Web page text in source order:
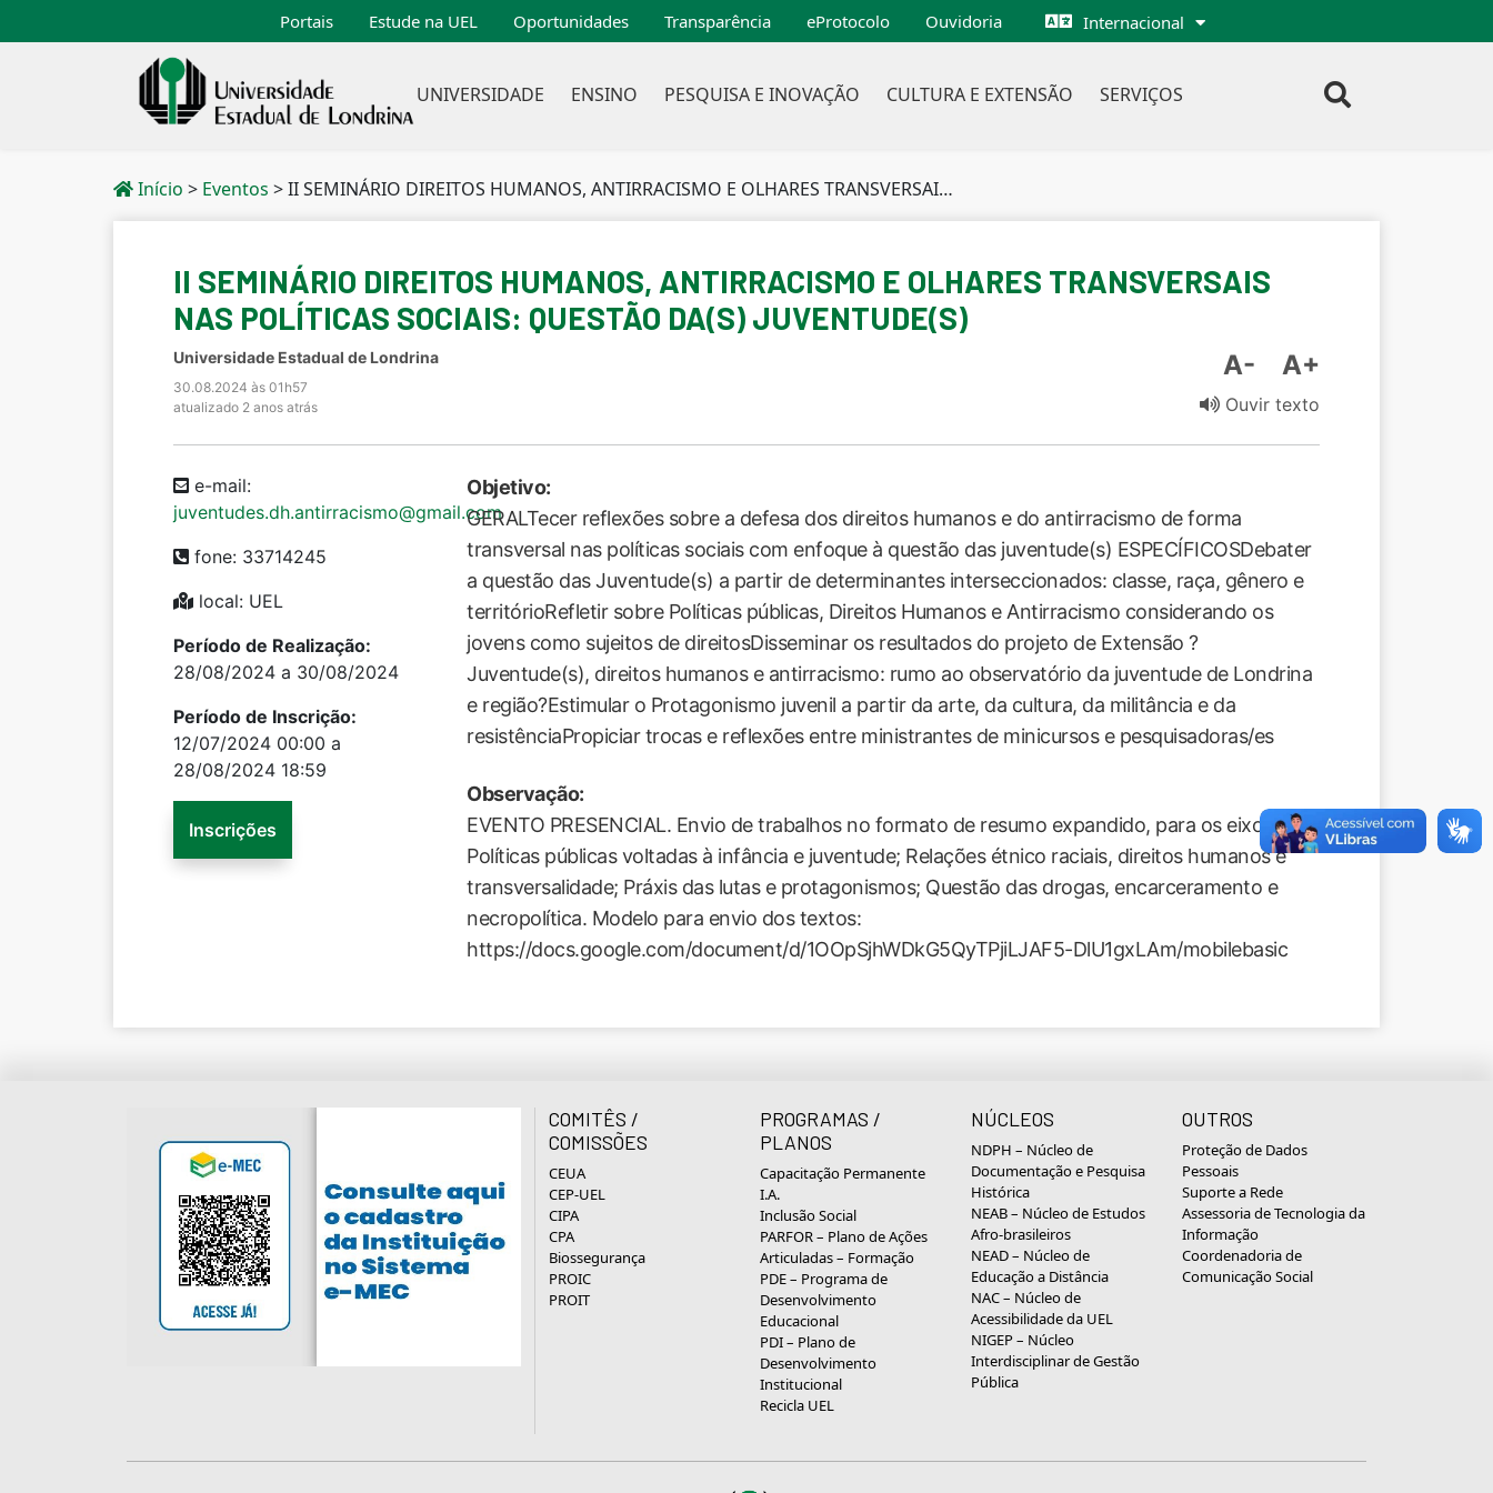
Portais Estude na UEL Oportunidades Transparência eProtocolo Ouvidoria Internacional
UNIVERSIDADE ENSINO PESQUISA E INOVAÇÃO CULTURA E EXTENSÃO SERVIÇOS
Início > Eventos >II SEMINÁRIO DIREITOS HUMANOS, ANTIRRACISMO E OLHARES TRANSVERSAIS NAS POLÍTICAS SOCIAIS: QUESTÃO DA(S) JUVENTUDE(S)
II SEMINÁRIO DIREITOS HUMANOS, ANTIRRACISMO E OLHARES TRANSVERSAIS
NAS POLÍTICAS SOCIAIS: QUESTÃO DA(S) JUVENTUDE(S)
Universidade Estadual de Londrina
30.08.2024 às 01h57
atualizado 2 anos atrás
A- A+
Ouvir texto
e-mail:
juventudes.dh.antirracismo@gmail.com
fone: 33714245
local: UEL
Período de Realização:
28/08/2024 a 30/08/2024
Período de Inscrição:
12/07/2024 00:00 a
28/08/2024 18:59
Inscrições
Objetivo:
GERALTecer reflexões sobre a defesa dos direitos humanos e do antirracismo de forma
transversal nas políticas sociais com enfoque à questão das juventude(s) ESPECÍFICOSDebater
a questão das Juventude(s) a partir de determinantes interseccionados: classe, raça, gênero e
territórioRefletir sobre Políticas públicas, Direitos Humanos e Antirracismo considerando os
jovens como sujeitos de direitosDisseminar os resultados do projeto de Extensão ?
Juventude(s), direitos humanos e antirracismo: rumo ao observatório da juventude de Londrina
e região?Estimular o Protagonismo juvenil a partir da arte, da cultura, da militância e da
resistênciaPropiciar trocas e reflexões entre ministrantes de minicursos e pesquisadoras/es
Observação:
EVENTO PRESENCIAL. Envio de trabalhos no formato de resumo expandido, para os eixos:
Políticas públicas voltadas à infância e juventude; Relações étnico raciais, direitos humanos e
transversalidade; Práxis das lutas e protagonismos; Questão das drogas, encarceramento e
necropolítica. Modelo para envio dos textos:
https://docs.google.com/document/d/1OOpSjhWDkG5QyTPjiLJAF5-DlU1gxLAm/mobilebasic
COMITÊS /
COMISSÕES
CEUA
CEP-UEL
CIPA
CPA
Biossegurança
PROIC
PROIT
PROGRAMAS /
PLANOS
Capacitação Permanente
I.A.
Inclusão Social
PARFOR – Plano de Ações
Articuladas – Formação
PDE – Programa de
Desenvolvimento
Educacional
PDI – Plano de
Desenvolvimento
Institucional
Recicla UEL
NÚCLEOS
NDPH – Núcleo de
Documentação e Pesquisa
Histórica
NEAB – Núcleo de Estudos
Afro-brasileiros
NEAD – Núcleo de
Educação a Distância
NAC – Núcleo de
Acessibilidade da UEL
NIGEP – Núcleo
Interdisciplinar de Gestão
Pública
OUTROS
Proteção de Dados
Pessoais
Suporte a Rede
Assessoria de Tecnologia da
Informação
Coordenadoria de
Comunicação Social